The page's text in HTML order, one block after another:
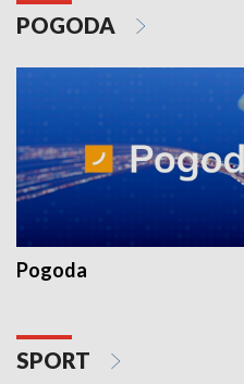
POGODA
Pogoda
SPORT